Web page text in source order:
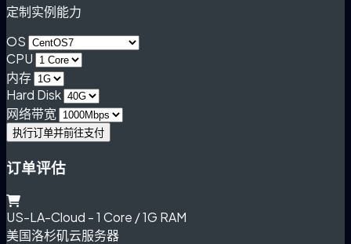
定制实例能力
OS
CPU
内存
Hard Disk
网络带宽
执行订单并前往支付
订单评估
US-LA-Cloud - 1 Core / 1G RAM
美国洛杉矶云服务器